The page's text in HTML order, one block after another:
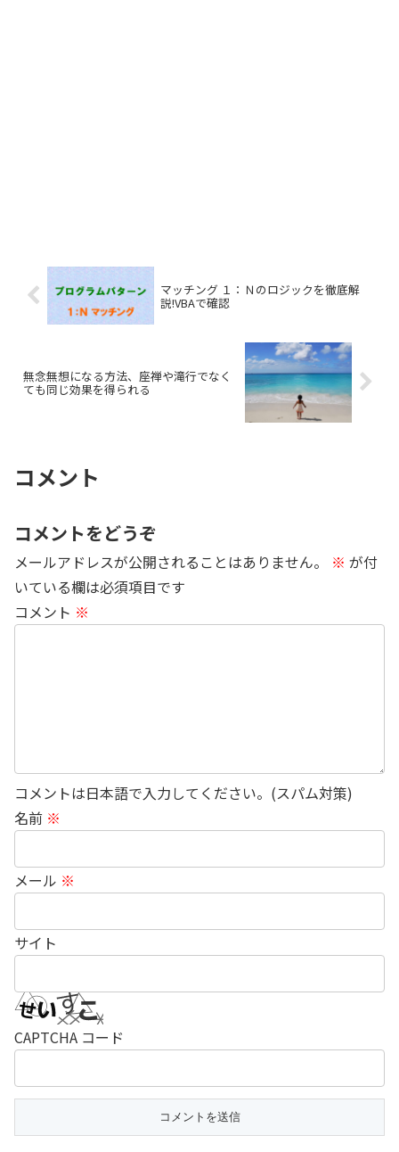
マッチング １：Ｎのロジックを徹底解
説!VBAで確認
無念無想になる方法、座禅や滝行でなく
ても同じ効果を得られる
コメント
コメントをどうぞ
メールアドレスが公開されることはありません。 ※ が付
いている欄は必須項目です
コメント ※
コメントは日本語で入力してください。(スパム対策)
名前 ※
メール ※
サイト
CAPTCHA コード